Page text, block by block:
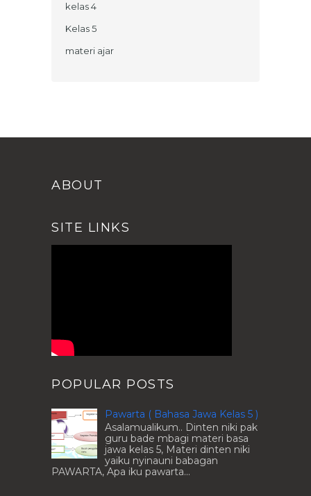
kelas 4
Kelas 5
materi ajar
ABOUT
SITE LINKS
POPULAR POSTS
Pawarta ( Bahasa Jawa Kelas 5 )
Asalamualikum.. Dinten niki pak
guru bade mbagi materi basa
jawa kelas 5, Materi dinten niki
yaiku nyinauni babagan
PAWARTA, Apa iku pawarta...